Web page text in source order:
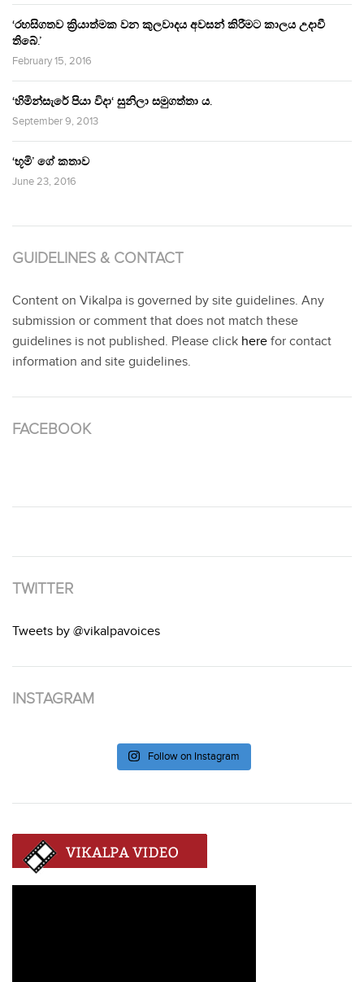
‘රහසිගතව ක්‍රියාත්මක වන කුලවාදය අවසන් කිරීමට කාලය උදාවී
තිබේ.’
February 15, 2016
‘හිමින්සැරේ පියා විදා‘ සුනිලා සමුගත්තා ය.
September 9, 2013
‘භූමි’ ගේ කතාව
June 23, 2016
GUIDELINES & CONTACT
Content on Vikalpa is governed by site guidelines. Any
submission or comment that does not match these
guidelines is not published. Please click here for contact
information and site guidelines.
FACEBOOK
TWITTER
Tweets by @vikalpavoices
INSTAGRAM
Follow on Instagram